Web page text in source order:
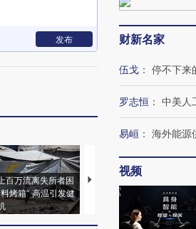
发布
百万流离失所者困
烤箱” 高温引发健
视线｜HYROX的吸金
术：是什么让中产们甘
心“花钱找虐”？
财新名家
伍戈 ： 停不下来
罗志恒 ： 中美人
易峘 ： 海外能源
视频